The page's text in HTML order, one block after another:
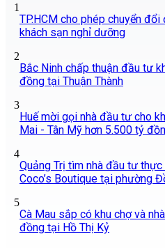
1
TP.HCM cho phép chuyển
khách sạn nghỉ dưỡng
2
Bắc Ninh chấp thuận đầu tư
đồng tại Thuận Thành
3
Huế mời gọi nhà đầu tư cho
Mai - Tân Mỹ hơn 5.500 tỷ
4
Quảng Trị tìm nhà đầu tư
Coco’s Boutique tại phường
5
Cà Mau sắp có khu chợ và
đồng tại Hồ Thị Kỷ